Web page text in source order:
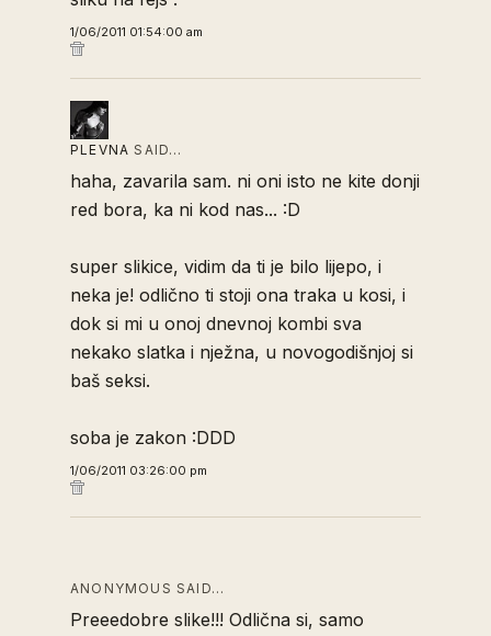
1/06/2011 01:54:00 am
PLEVNA SAID…
haha, zavarila sam. ni oni isto ne kite donji
red bora, ka ni kod nas... :D
super slikice, vidim da ti je bilo lijepo, i
neka je! odlično ti stoji ona traka u kosi, i
dok si mi u onoj dnevnoj kombi sva
nekako slatka i nježna, u novogodišnjoj si
baš seksi.
soba je zakon :DDD
1/06/2011 03:26:00 pm
ANONYMOUS SAID…
Preeedobre slike!!! Odlična si, samo